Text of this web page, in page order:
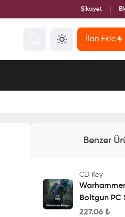
Şikayet
İlan Ekle
Benzer
CD Key
Boltgun PC
227.06 ₺